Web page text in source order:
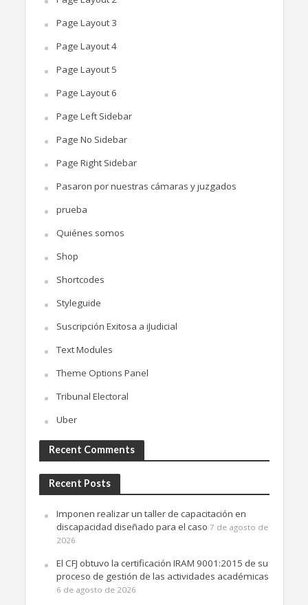
Page Layout 3
Page Layout 4
Page Layout 5
Page Layout 6
Page Left Sidebar
Page No Sidebar
Page Right Sidebar
Pasaron por nuestras cámaras y juzgados
prueba
Quiénes somos
Shop
Shortcodes
Styleguide
Suscripción Exitosa a iJudicial
Text Modules
Theme Options Panel
Tribunal Electoral
Uber
Recent Comments
Recent Posts
Imponen realizar un taller de capacitación en
discapacidad diseñado para el caso 7 de agosto de
2026
El CFJ obtuvo la certificación IRAM 9001:2015 de su
proceso de gestión de las actividades académicas
6 de agosto de 2026